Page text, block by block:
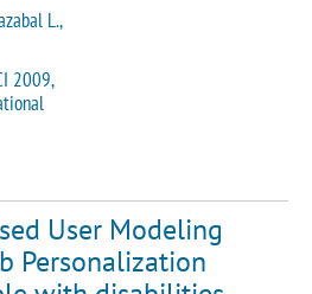
L.,
2009,
User Modeling
Personalization